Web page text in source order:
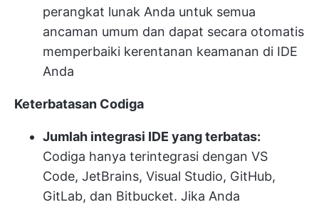
perangkat lunak Anda untuk semua
ancaman umum dan dapat secara otomatis
memperbaiki kerentanan keamanan di IDE
Anda
Keterbatasan Codiga
Jumlah integrasi IDE yang terbatas:
Codiga hanya terintegrasi dengan VS
Code, JetBrains, Visual Studio, GitHub,
GitLab, dan Bitbucket. Jika Anda